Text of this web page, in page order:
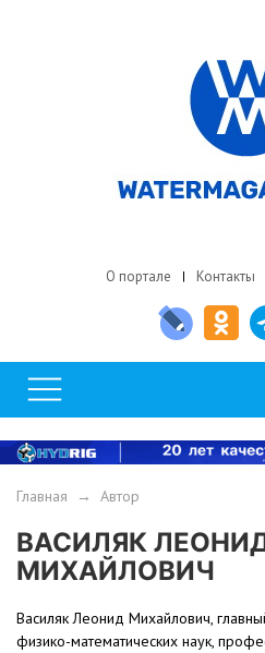
О портале Контакты
Главная → Автор
ВАСИЛЯК
МИХАЙЛОВИЧ
Василяк Леонид Михайлович,
физико-математических наук,